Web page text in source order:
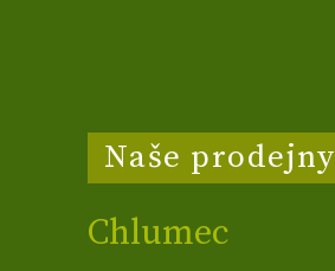
Naše prodejny
Chlumec